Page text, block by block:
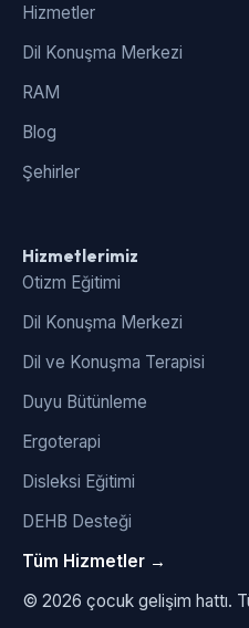
Hizmetler
Dil Konuşma Merkezi
RAM
Blog
Şehirler
Hizmetlerimiz
Otizm Eğitimi
Dil Konuşma Merkezi
Dil ve Konuşma Terapisi
Duyu Bütünleme
Ergoterapi
Disleksi Eğitimi
DEHB Desteği
Tüm Hizmetler →
© 2026 çocuk gelişim hattı.